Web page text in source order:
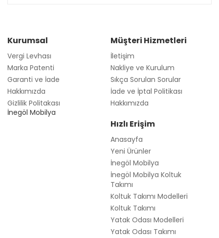
Kurumsal
Vergi Levhası
Marka Patenti
Garanti ve İade
Hakkımızda
Gizlilik Politakası
İnegöl Mobilya
Müşteri Hizmetleri
İletişim
Nakliye ve Kurulum
Sıkça Sorulan Sorular
İade ve İptal Politikası
Hakkımızda
Hızlı Erişim
Anasayfa
Yeni Ürünler
İnegöl Mobilya
İnegöl Mobilya Koltuk
Takımı
Koltuk Takımı Modelleri
Koltuk Takımı
Yatak Odası Modelleri
Yatak Odası Takımı